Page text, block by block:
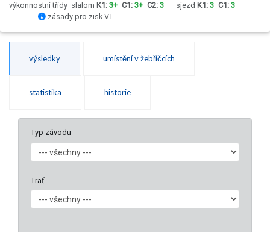
výkonnostní třídy slalom K1: 3+ C1: 3+ C2: 3 sjezd K1: 3 C1: 3
zásady pro zisk VT
výsledky umístění v žebříčcích
statistika historie
Typ závodu
Trať